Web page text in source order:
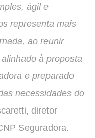
ágil e
representa mais
ao reunir
à proposta
e preparado
necessidades do
diretor
Seguradora.